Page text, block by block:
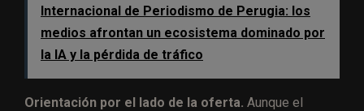
Internacional de Periodismo de Perugia: los
medios afrontan un ecosistema dominado por
la IA y la pérdida de tráfico
Orientación por el lado de la oferta. Aunque el